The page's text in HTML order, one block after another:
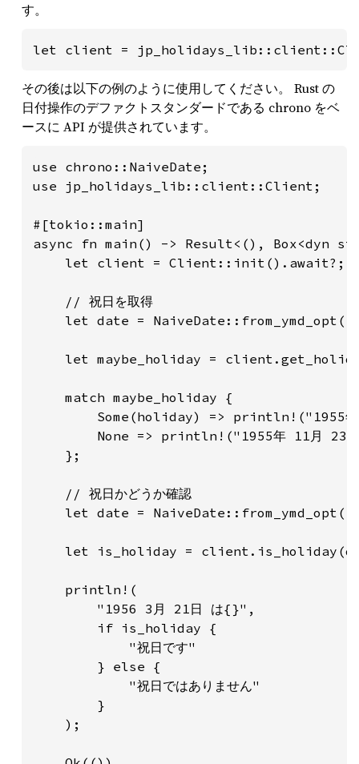
す。
let client =
その後は以下の例のように使用してください。 Rust の
日付操作のデファクトスタンダードである chrono をベ
ースに API が提供されています。
use chrono::NaiveDate;
use jp_holidays_lib::client::Client;
#[tokio::main]
async fn main() -> Result<(), Box<dyn
    let client = Client::init().await?;
    // 祝日を取得
let date =
let maybe_holiday =
    match maybe_holiday {
Some(holiday) => println!("1955
None => println!("1955年 11月 23日
    };
    // 祝日かどうか確認
let date =
let is_holiday =
    println!(
        "1956 3月 21日 は{}",
        if is_holiday {
            "祝日です"
        } else {
            "祝日ではありません"
        }
    );